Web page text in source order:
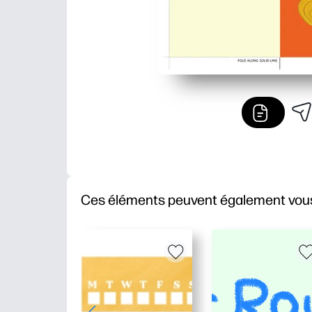
Ces éléments peuvent également